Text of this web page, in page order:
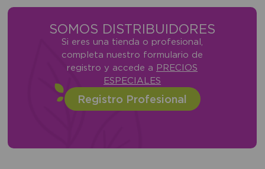
SOMOS DISTRIBUIDORES
Si eres una tienda o profesional,
completa nuestro formulario de
registro y accede a PRECIOS
ESPECIALES
Registro Profesional